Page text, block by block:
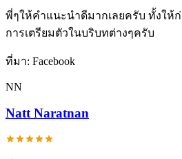
พี่ๆให้คำแนะนำดีมากเลยครับ ทั้งให้ก่
การเตรียมตัวในบริบทต่างๆครับ
ที่มา: Facebook
NN
Natt Naratnan